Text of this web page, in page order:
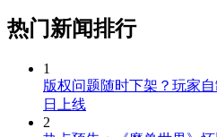
热门新闻排行
1
版权问题随时下架？玩家
日上线
2